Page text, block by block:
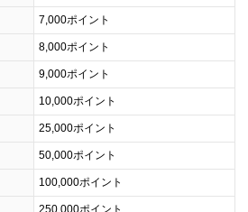
7,000ポイント
8,000ポイント
9,000ポイント
10,000ポイント
25,000ポイント
50,000ポイント
100,000ポイント
250,000ポイント